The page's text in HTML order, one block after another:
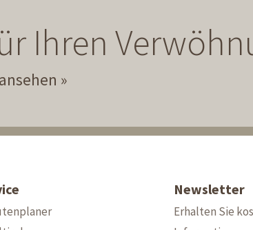
Ihren
Newsletter
Erhalten Sie